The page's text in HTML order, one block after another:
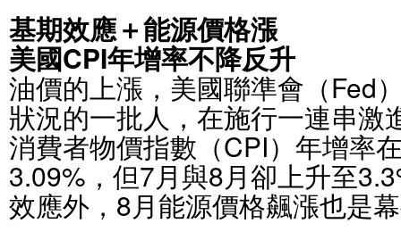
基期效應＋能源價格漲
美國CPI年增率不降反升
油價的上漲，美國聯準會（Fed
狀況的一批人，在施行一連串激
消費者物價指數（CPI）年增率
3.09%，但7月與8月卻上升至
效應外，8月能源價格飆漲也是